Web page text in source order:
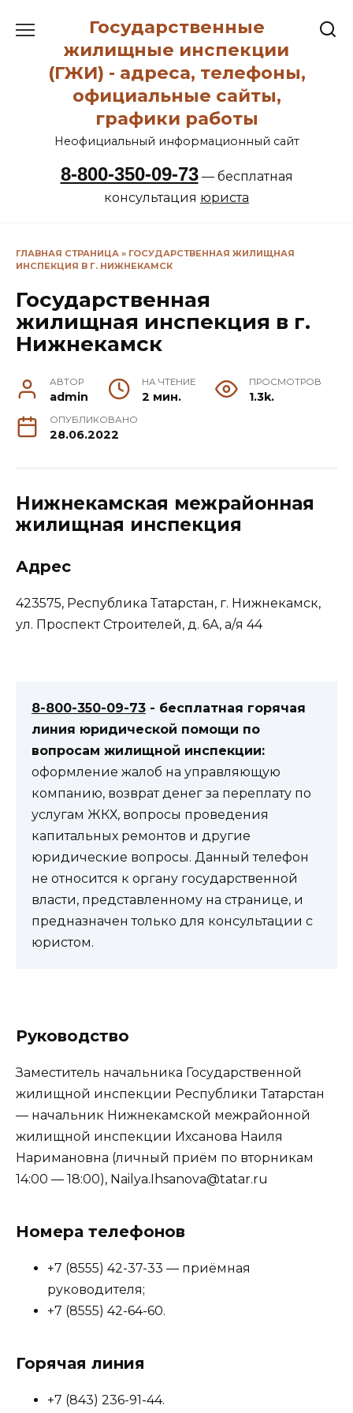
содержанию
Государственные
жилищные инспекции
(ГЖИ) - адреса, телефоны,
официальные сайты,
графики работы
Неофициальный информационный сайт
8-800-350-09-73— бесплатная
консультация юриста
ГЛАВНАЯ СТРАНИЦА » ГОСУДАРСТВЕННАЯ ЖИЛИЩНАЯ
ИНСПЕКЦИЯ В Г. НИЖНЕКАМСК
Государственная
жилищная инспекция в г.
Нижнекамск
АВТОР
admin
НА ЧТЕНИЕ
2 мин.
ПРОСМОТРОВ
1.3k.
ОПУБЛИКОВАНО
28.06.2022
Нижнекамская межрайонная
жилищная инспекция
Адрес
423575, Республика Татарстан, г. Нижнекамск,
ул. Проспект Строителей, д. 6А, а/я 44
8-800-350-09-73 - бесплатная горячая
линия юридической помощи по
вопросам жилищной инспекции:
оформление жалоб на управляющую
компанию, возврат денег за переплату по
услугам ЖКХ, вопросы проведения
капитальных ремонтов и другие
юридические вопросы. Данный телефон
не относится к органу государственной
власти, представленному на странице, и
предназначен только для консультации с
юристом.
Руководство
Заместитель начальника Государственной
жилищной инспекции Республики Татарстан
— начальник Нижнекамской межрайонной
жилищной инспекции Ихсанова Наиля
Наримановна (личный приём по вторникам
14:00 — 18:00), Nailya.Ihsanova@tatar.ru
Номера телефонов
+7 (8555) 42-37-33 — приёмная
руководителя;
+7 (8555) 42-64-60.
Горячая линия
+7 (843) 236-91-44.